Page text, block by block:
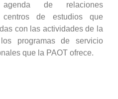
de relaciones
centros de estudios que
con las actividades de la
programas de servicio
que la PAOT ofrece.